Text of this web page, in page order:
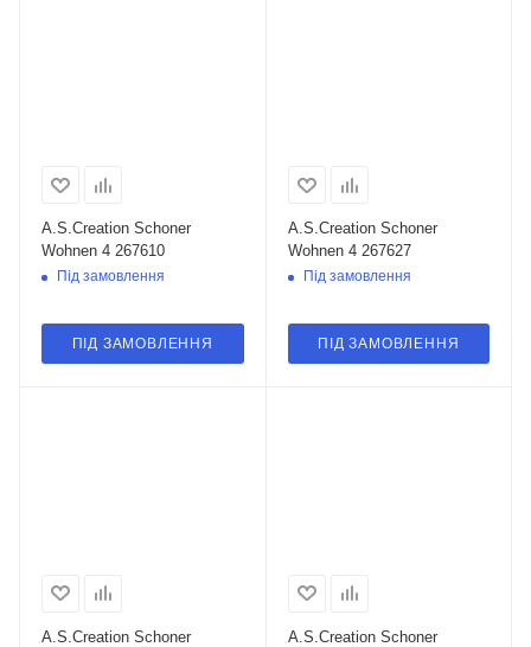
A.S.Creation Schoner
Wohnen 4 267610
Під замовлення
ПІД ЗАМОВЛЕННЯ
A.S.Creation Schoner
Wohnen 4 267627
Під замовлення
ПІД ЗАМОВЛЕННЯ
A.S.Creation Schoner
A.S.Creation Schoner